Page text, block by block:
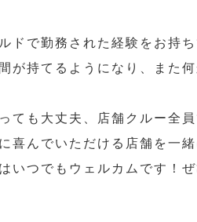
ドで勤務された経験をお持
が持てるようになり、また
ても大丈夫、店舗クルー全
喜んでいただける店舗を一緒
いつでもウェルカムです！